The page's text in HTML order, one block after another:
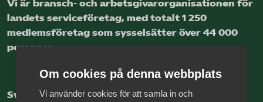
Vi är bransch- och arbetsgivar­organisationen för
landets service­företag, med totalt 1 250
medlems­företag som sysselsätter över 44 000
personer.
Sveriges nya basnäring
Om cookies på denna webbplats
Vi använder cookies för att samla in och